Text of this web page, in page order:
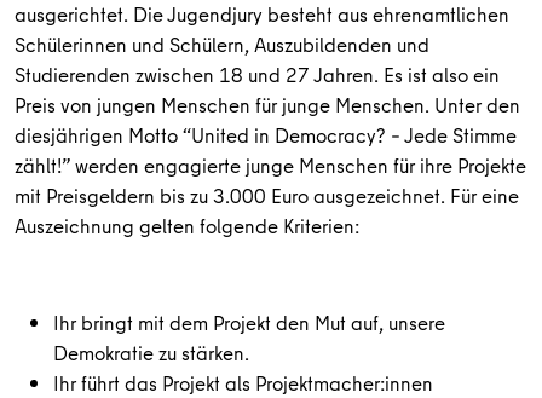
ausgerichtet. Die Jugendjury besteht aus ehrenamtlichen
Schülerinnen und Schülern, Auszubildenden und
Studierenden zwischen 18 und 27 Jahren. Es ist also ein
Preis von jungen Menschen für junge Menschen. Unter den
diesjährigen Motto “United in Democracy? – Jede Stimme
zählt!” werden engagierte junge Menschen für ihre Projekte
mit Preisgeldern bis zu 3.000 Euro ausgezeichnet. Für eine
Auszeichnung gelten folgende Kriterien:
Ihr bringt mit dem Projekt den Mut auf, unsere
Demokratie zu stärken.
Ihr führt das Projekt als Projektmacher:innen